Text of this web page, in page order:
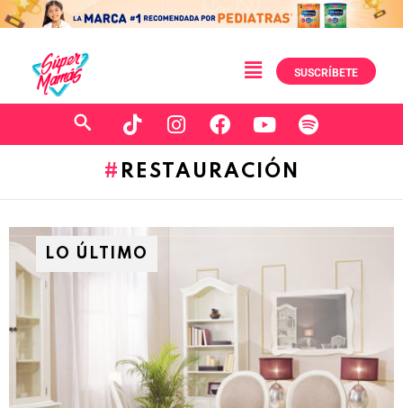
SUSCRÍBETE
RESTAURACIÓN
LO ÚLTIMO